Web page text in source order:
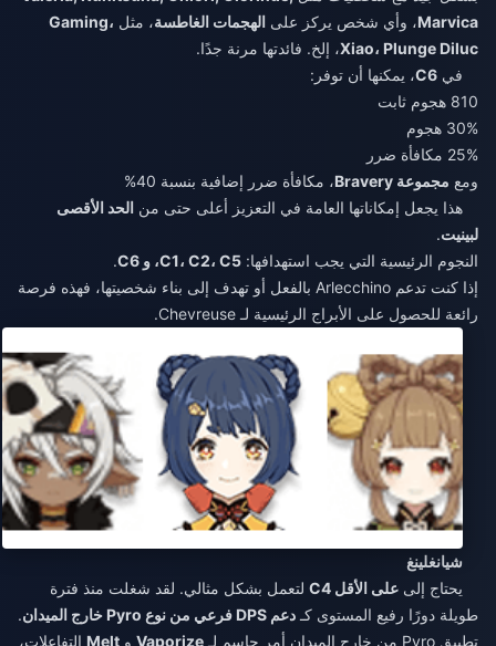
Marvica، وأي شخص يركز على الهجمات الغاطسة، مثل Gaming،
Xiao، Plunge Diluc، إلخ. فائدتها مرنة جدًا.
في C6، يمكنها أن توفر:
810 هجوم ثابت
30% هجوم
25% مكافأة ضرر
ومع مجموعة Bravery
، مكافأة ضرر إضافية بنسبة 40%
هذا يجعل إمكاناتها العامة في التعزيز أعلى حتى من الحد الأقصى
لبينيت.
النجوم الرئيسية التي يجب استهدافها: C1، C2، C5، و C6
.
إذا كنت تدعم Arlecchino بالفعل أو تهدف إلى بناء شخصيتها، فهذه فرصة
رائعة للحصول على الأبراج الرئيسية لـ Chevreuse.
شيانغلينغ
يحتاج إلى على الأقل C4
لتعمل بشكل مثالي. لقد شغلت منذ فترة
طويلة دورًا رفيع المستوى كـ دعم DPS فرعي من نوع Pyro خارج الميدان
.
تطبيق Pyro من خارج الميدان أمر حاسم لـ
Vaporize و Melt التفاعلات،